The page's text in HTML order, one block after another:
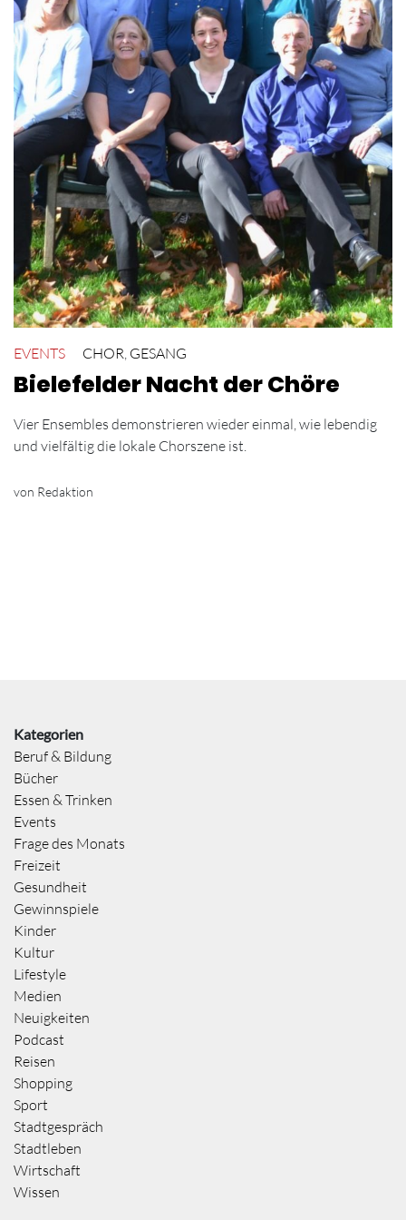
EVENTS CHOR GESANG
Bielefelder Nacht der Chöre
Vier Ensembles demonstrieren wieder einmal, wie lebendig
und vielfältig die lokale Chorszene ist.
von Redaktion
Kategorien
Beruf & Bildung
Bücher
Essen & Trinken
Events
Frage des Monats
Freizeit
Gesundheit
Gewinnspiele
Kinder
Kultur
Lifestyle
Medien
Neuigkeiten
Podcast
Reisen
Shopping
Sport
Stadtgespräch
Stadtleben
Wirtschaft
Wissen